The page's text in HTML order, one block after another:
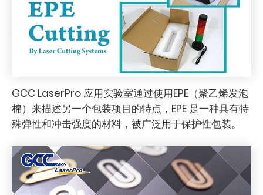
GCC LaserPro 应用实验室通过使用EPE（聚乙烯发泡
棉）来描述另一个包装项目的特点，EPE 是一种具有特
殊弹性和冲击强度的材料，被广泛用于保护性包装。